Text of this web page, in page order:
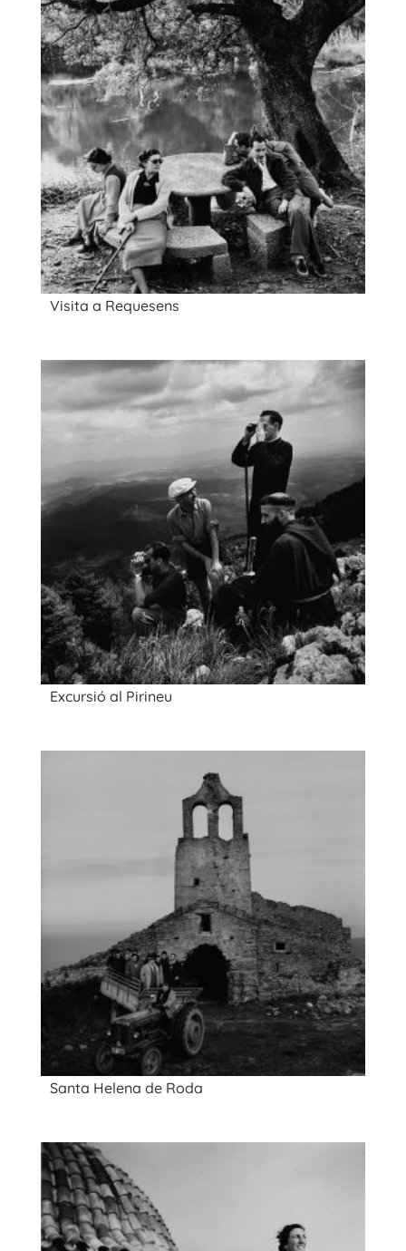
Visita a Requesens
Excursió al Pirineu
Santa Helena de Roda